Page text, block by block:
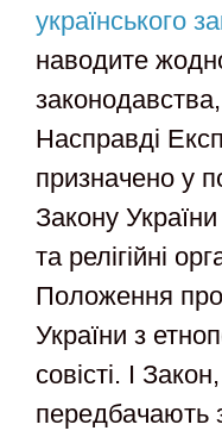
українського
наводите
Насправді
призначено у
Закону
та релігійні
Положення
України з
совісті. І
передбачають